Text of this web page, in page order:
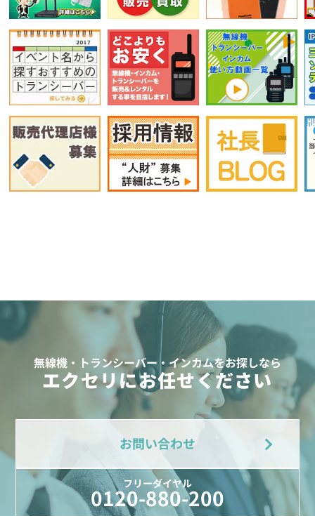
無線機・トランシーバー・インカムをお探しなら
エクセリにお任せください
お問い合わせ
フリーダイヤル
0120-880-200